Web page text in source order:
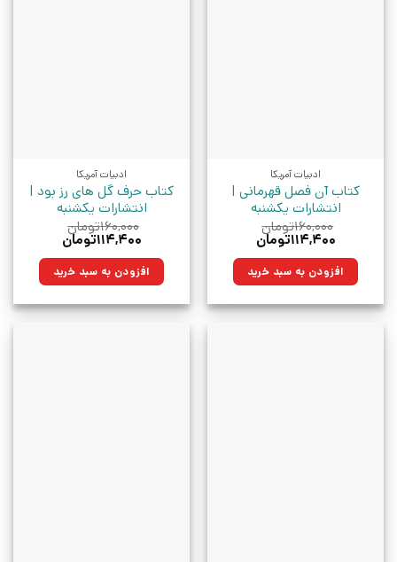
ادبیات آمریکا
کتاب آن فصل قهرمانی |
انتشارات یکشنبه
۱۶۰,۰۰۰تومان
قیمت
۱۶۰,۰۰۰تومان
بود.
۱۱۴,۴۰۰تومان
۱۱۴,۴۰۰تومان.افزودن به سبد خرید
ادبیات آمریکا
کتاب حرف گل های رز بود |
انتشارات یکشنبه
۱۶۰,۰۰۰تومان
قیمت
۱۶۰,۰۰۰تومان
بود.
۱۱۴,۴۰۰تومان
۱۱۴,۴۰۰تومان.افزودن به سبد خرید